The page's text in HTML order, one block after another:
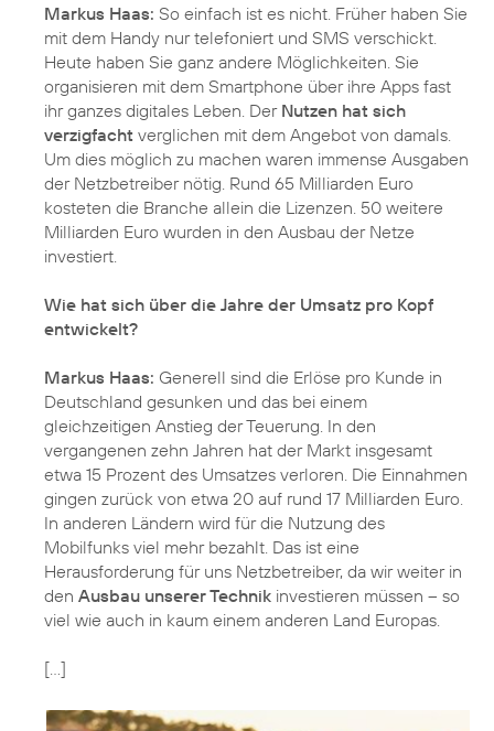
Markus Haas: So einfach ist es nicht. Früher haben Sie
mit dem Handy nur telefoniert und SMS verschickt.
Heute haben Sie ganz andere Möglichkeiten. Sie
organisieren mit dem Smartphone über ihre Apps fast
ihr ganzes digitales Leben. Der Nutzen hat sich
verzigfacht verglichen mit dem Angebot von damals.
Um dies möglich zu machen waren immense Ausgaben
der Netzbetreiber nötig. Rund 65 Milliarden Euro
kosteten die Branche allein die Lizenzen. 50 weitere
Milliarden Euro wurden in den Ausbau der Netze
investiert.
Wie hat sich über die Jahre der Umsatz pro Kopf
entwickelt?
Markus Haas: Generell sind die Erlöse pro Kunde in
Deutschland gesunken und das bei einem
gleichzeitigen Anstieg der Teuerung. In den
vergangenen zehn Jahren hat der Markt insgesamt
etwa 15 Prozent des Umsatzes verloren. Die Einnahmen
gingen zurück von etwa 20 auf rund 17 Milliarden Euro.
In anderen Ländern wird für die Nutzung des
Mobilfunks viel mehr bezahlt. Das ist eine
Herausforderung für uns Netzbetreiber, da wir weiter in
den Ausbau unserer Technik investieren müssen – so
viel wie auch in kaum einem anderen Land Europas.
[...]